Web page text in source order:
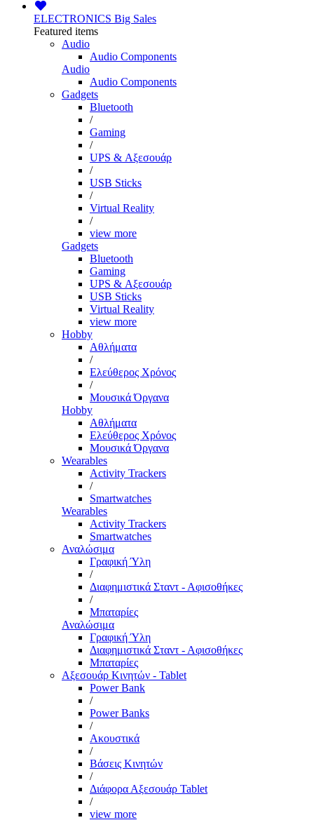
ELECTRONICS Big Sales
Featured items
Audio
Audio Components
Audio
Audio Components
Gadgets
Bluetooth
/
Gaming
/
UPS & Αξεσουάρ
/
USB Sticks
/
Virtual Reality
/
view more
Gadgets
Bluetooth
Gaming
UPS & Αξεσουάρ
USB Sticks
Virtual Reality
view more
Hobby
Αθλήματα
/
Ελεύθερος Χρόνος
/
Μουσικά Όργανα
Hobby
Αθλήματα
Ελεύθερος Χρόνος
Μουσικά Όργανα
Wearables
Activity Trackers
/
Smartwatches
Wearables
Activity Trackers
Smartwatches
Αναλώσιμα
Γραφική Ύλη
/
Διαφημιστικά Σταντ - Αφισοθήκες
/
Μπαταρίες
Αναλώσιμα
Γραφική Ύλη
Διαφημιστικά Σταντ - Αφισοθήκες
Μπαταρίες
Αξεσουάρ Κινητών - Tablet
Power Bank
/
Power Banks
/
Ακουστικά
/
Βάσεις Κινητών
/
Διάφορα Αξεσουάρ Tablet
/
view more